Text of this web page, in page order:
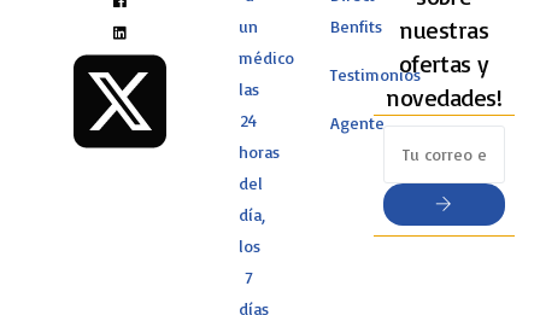
un
médico
las
24
horas
del
día,
los
7
días
Benfits
Testimonios
Agente
nuestras
ofertas y
novedades!